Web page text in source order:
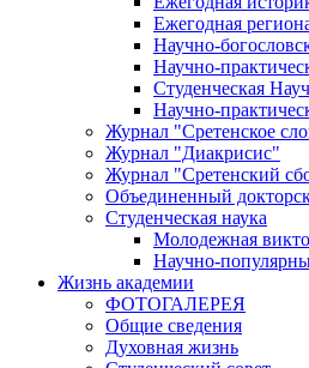
Ежегодная
Научно-
Научно-
Студенческая
Научно-
Журнал "Сретенское
Журнал "Диакрисис"
Журнал "Сретенский
Объединенный
Студенческая наука
Молодежная
Научно-
Жизнь академии
ФОТОГАЛЕРЕЯ
Общие сведения
Духовная жизнь